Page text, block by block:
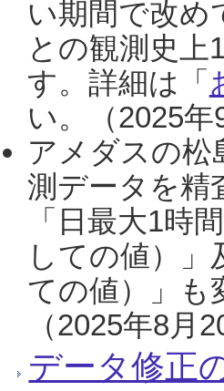
い期間で改め
との観測史上
す。詳細は「
い。（2025年
アメダスの松
測データを精
「日最大1時
しての値）
ての値）」も
（2025年8月
データ修正